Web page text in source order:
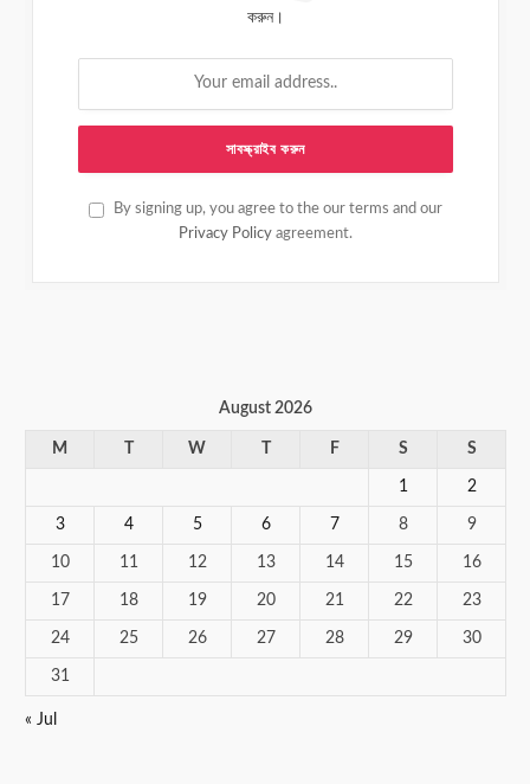
করুন।
By signing up, you agree to the our terms and our
Privacy Policy agreement.
August 2026
M T W T F S S
1 2
3 4 5 6 7 8 9
10 11 12 13 14 15 16
17 18 19 20 21 22 23
24 25 26 27 28 29 30
31
« Jul